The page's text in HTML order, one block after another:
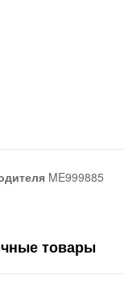
ME999885
товары